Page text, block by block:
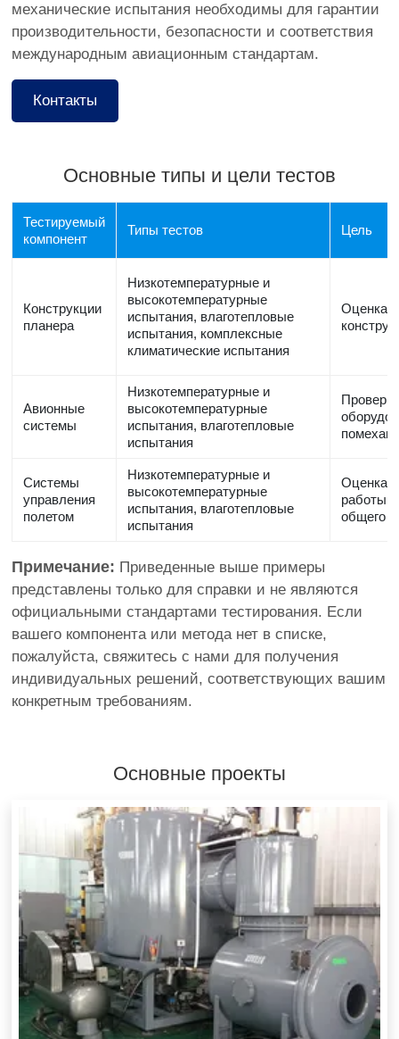
механические испытания необходимы для гарантии
производительности, безопасности и соответствия
международным авиационным стандартам.
Контакты
Основные типы и цели тестов
Тестируемый
компонент
Типы тестов Цель
Конструкции
планера
Низкотемпературные и
высокотемпературные
испытания, влаготепловые
испытания, комплексные
климатические испытания
Оценка
Авионные
системы
Низкотемпературные и
высокотемпературные
испытания, влаготепловые
испытания
помехам
Системы
управления
полетом
Низкотемпературные и
высокотемпературные
испытания, влаготепловые
испытания
Оценка
работы,
общего
Примечание: Приведенные выше примеры
представлены только для справки и не являются
официальными стандартами тестирования. Если
вашего компонента или метода нет в списке,
пожалуйста, свяжитесь с нами для получения
индивидуальных решений, соответствующих вашим
конкретным требованиям.
Основные проекты